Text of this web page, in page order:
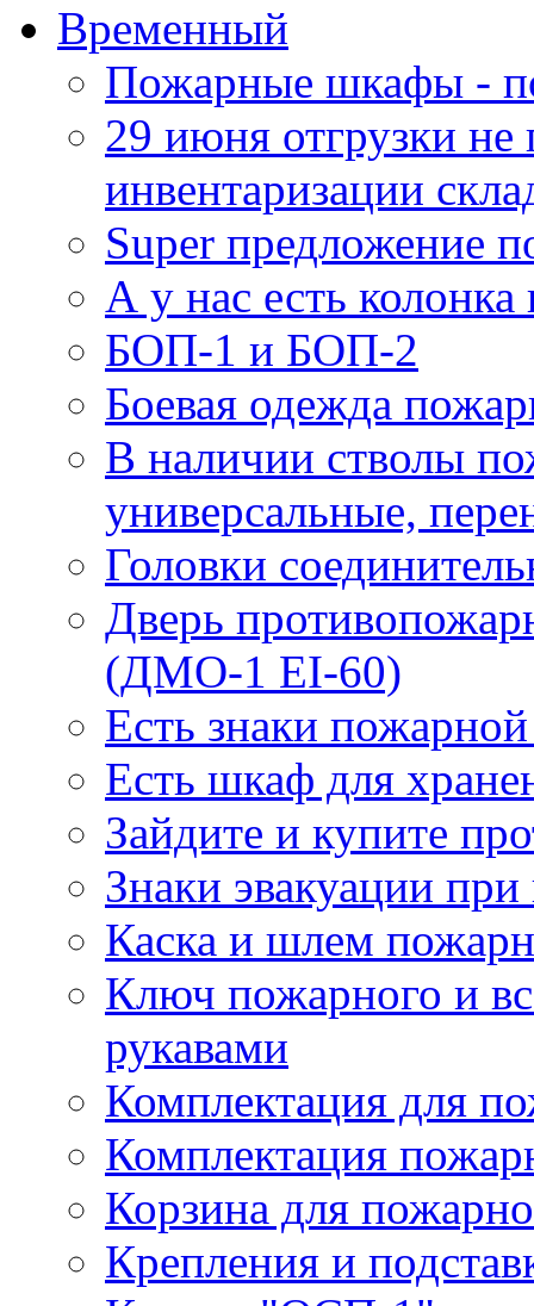
Временный
Пожарные шкафы -
29 июня отгрузки не
инвентаризации
Super предложение
А у нас есть
БОП-1 и БОП-2
Боевая одежда
В наличии стволы
универсальные,
Головки
Дверь
(ДМО-1 EI-60)
Есть знаки
Есть шкаф для
Зайдите и купите
Знаки эвакуации
Каска и шлем
Ключ пожарного и
рукавами
Комплектация для
Комплектация
Корзина для
Крепления и